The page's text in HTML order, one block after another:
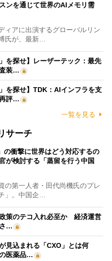
ンを通じて世界のAIメモリ需
アに出演するグローバルリン
氏が、最新…
を探せ】レーザーテック：最先
装…
を探せ】TDK：AIインフラを支
評…
一覧を見る
サーチ
の衝撃に世界はどう対応するの
検討する「蒸留を行う中国
第一人者・田代尚機氏のプレ
」。中国企…
策のテコ入れ必至か 経済運営
…
見込まれる「CXO」とは何
医薬品…